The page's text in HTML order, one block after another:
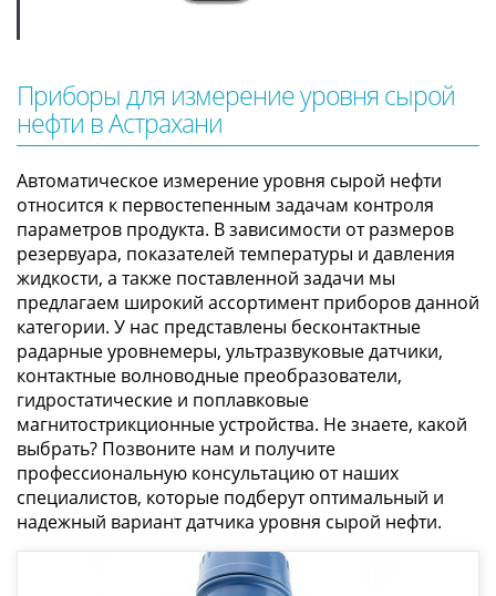
Приборы для измерение уровня сырой
нефти в Астрахани
Автоматическое измерение уровня сырой нефти
относится к первостепенным задачам контроля
параметров продукта. В зависимости от размеров
резервуара, показателей температуры и давления
жидкости, а также поставленной задачи мы
предлагаем широкий ассортимент приборов данной
категории. У нас представлены бесконтактные
радарные уровнемеры, ультразвуковые датчики,
контактные волноводные преобразователи,
гидростатические и поплавковые
магнитострикционные устройства. Не знаете, какой
выбрать? Позвоните нам и получите
профессиональную консультацию от наших
специалистов, которые подберут оптимальный и
надежный вариант датчика уровня сырой нефти.